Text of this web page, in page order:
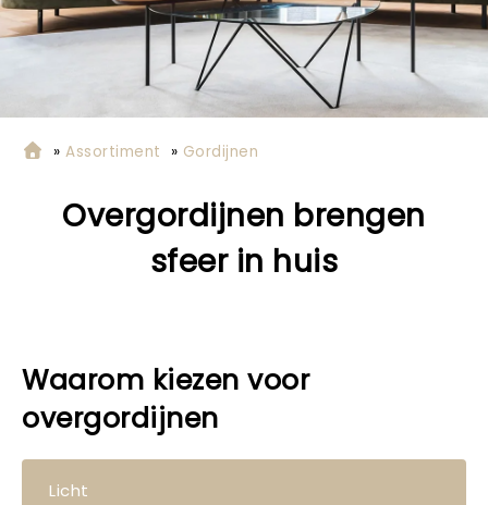
»Assortiment » Gordijnen
Overgordijnen brengen
sfeer in huis
Waarom kiezen voor
overgordijnen
Licht